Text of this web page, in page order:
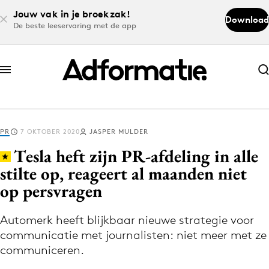
Jouw vak in je broekzak!
De beste leeservaring met de app
Download
Abonneer nu
Abonneer nu
Log in
Volg het laatste nieuws via de Adformatie
Nieuws app
PR 7 OKTOBER 2020 JASPER MULDER
Tesla heft zijn PR-afdeling in alle
stilte op, reageert al maanden niet
op persvragen
Automerk heeft blijkbaar nieuwe strategie voor
communicatie met journalisten: niet meer met ze
communiceren.